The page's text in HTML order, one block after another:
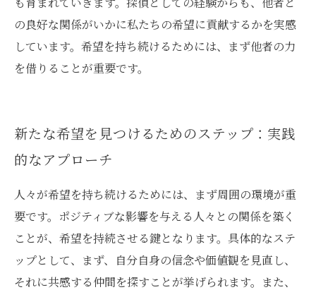
の良好な関係がいかに私たちの希望に貢献するかを実感
しています。希望を持ち続けるためには、まず他者の力
を借りることが重要です。
新たな希望を見つけるためのステップ：実践
的なアプローチ
人々が希望を持ち続けるためには、まず周囲の環境が重
要です。ポジティブな影響を与える人々との関係を築く
ことが、希望を持続させる鍵となります。具体的なステ
ップとして、まず、自分自身の信念や価値観を見直し、
それに共感する仲間を探すことが挙げられます。また、